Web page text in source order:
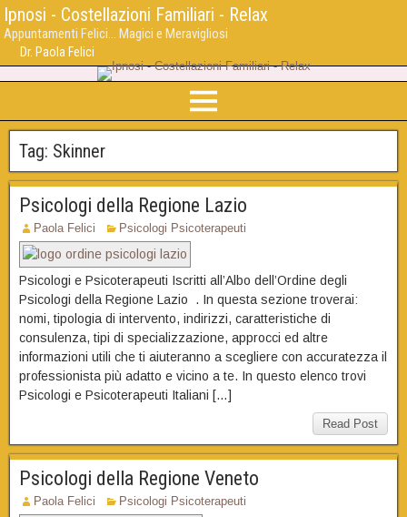
Ipnosi - Costellazioni Familiari - Relax
Appuntamenti Felici... Magici e Meravigliosi
Dr. Paola Felici
Tag: Skinner
Psicologi della Regione Lazio
Paola Felici Psicologi Psicoterapeuti
Psicologi e Psicoterapeuti Iscritti all’Albo dell’Ordine degli
Psicologi della Regione Lazio . In questa sezione troverai:
nomi, tipologia di intervento, indirizzi, caratteristiche di
consulenza, tipi di specializzazione, approcci ed altre
informazioni utili che ti aiuteranno a scegliere con accuratezza il
professionista più adatto e vicino a te. In questo elenco trovi
Psicologi e Psicoterapeuti Italiani […]
Read Post
Psicologi della Regione Veneto
Paola Felici Psicologi Psicoterapeuti